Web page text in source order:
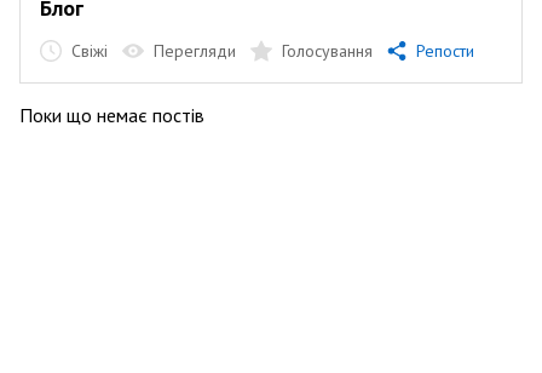
Блог
Свіжі Перегляди Голосування Репости
Поки що немає постів